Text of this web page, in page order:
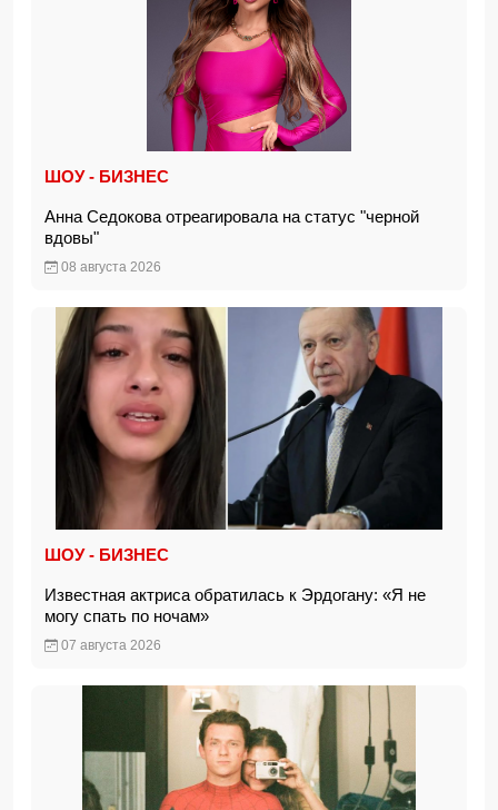
ШОУ - БИЗНЕС
Анна Седокова отреагировала на статус "черной
вдовы"
08 августа 2026
ШОУ - БИЗНЕС
Известная актриса обратилась к Эрдогану: «Я не
могу спать по ночам»
07 августа 2026